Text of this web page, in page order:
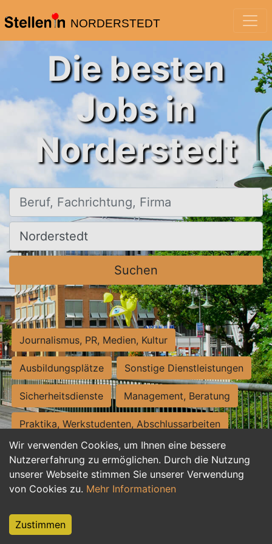
NORDERSTEDT
Wir verwenden Cookies, um Ihnen eine bessere
Nutzererfahrung zu ermöglichen. Durch die Nutzung
unserer Webseite stimmen Sie unserer Verwendung
von Cookies zu. Mehr Informationen
Zustimmen
Die besten
Jobs in
Norderstedt
Beruf, Fachrichtung, Firma
Ort, Stadt
Suchen
Journalismus, PR, Medien, Kultur
Ausbildungsplätze Sonstige Dienstleistungen
Sicherheitsdienste Management, Beratung
Praktika, Werkstudenten, Abschlussarbeiten
Personalwesen Assistenz, Sekretariat
Hilfskräfte, Aushilfs- und Nebenjobs
Weiterbildung, Studium, duale Ausbildung